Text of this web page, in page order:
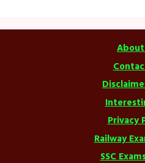
Privacy
Railway
SSC